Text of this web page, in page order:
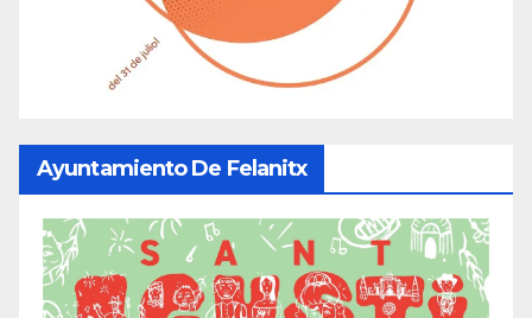
Ayuntamiento De Felanitx